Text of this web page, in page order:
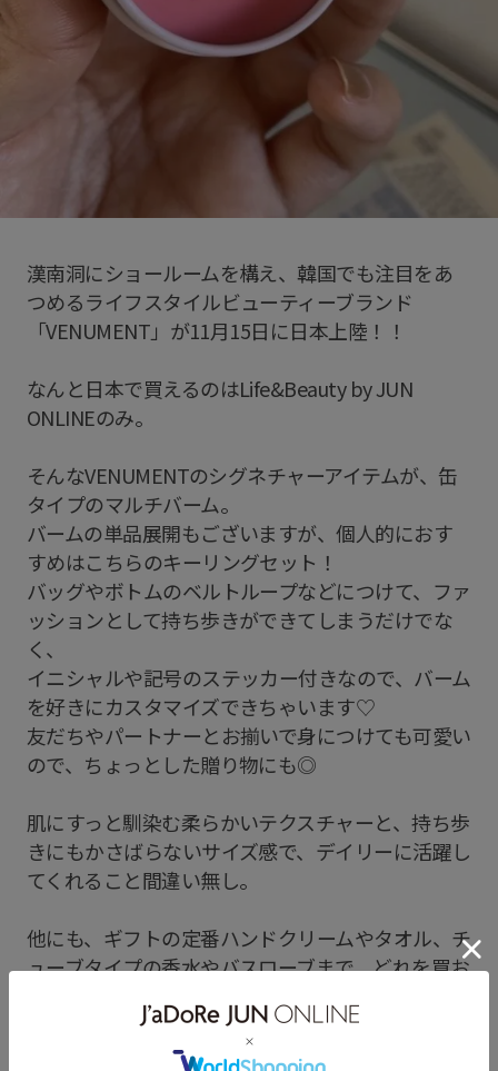
漢南洞にショールームを構え、韓国でも注目をあ
つめるライフスタイルビューティーブランド
「VENUMENT」が11月15日に日本上陸！！
なんと日本で買えるのはLife&Beauty by JUN
ONLINEのみ。
そんなVENUMENTのシグネチャーアイテムが、缶
タイプのマルチバーム。
バームの単品展開もございますが、個人的におす
すめはこちらのキーリングセット！
バッグやボトムのベルトループなどにつけて、ファ
ッションとして持ち歩きができてしまうだけでな
く、
イニシャルや記号のステッカー付きなので、バーム
を好きにカスタマイズできちゃいます♡
友だちやパートナーとお揃いで身につけても可愛い
ので、ちょっとした贈り物にも◎
肌にすっと馴染む柔らかいテクスチャーと、持ち歩
きにもかさばらないサイズ感で、デイリーに活躍し
てくれること間違い無し。
他にも、ギフトの定番ハンドクリームやタオル、チ
ューブタイプの香水やバスローブまで、どれを買お
ぜひチェックしてみてください！